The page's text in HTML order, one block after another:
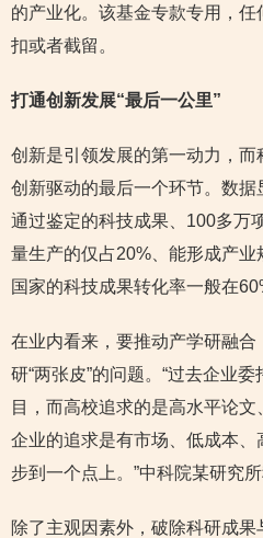
的产业化。该基金专款专用，
扣或者截留。
打通创新发展“最后一公里”
创新是引领发展的第一动力，
创新驱动的最后一个环节。数
通过鉴定的科技成果、100多万
量生产的仅占20%、能形成产
国家的科技成果转化率一般在
在业内看来，要推动产学研融合
研“两张皮”的问题。“过去企业
目，而高校追求的是高水平论文
企业的追求是有市场、低成本、
步到一个点上。”中科院某研究所
除了主观因素外，破除科研成果